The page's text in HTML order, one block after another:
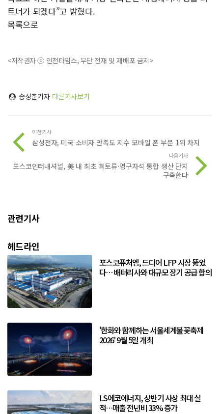
트너가 되겠다”고 밝혔다.
목록으로
<저작권자 ⓒ 인천타임스, 무단 전재 및 재배포 금지>
송성춘기자 다른기사보기
이전기사
삼성전자, 미국 소비자 만족도 지수 모바일 폰 부문 1위 차지
다음기사
포스코인터내셔널, 美 내 최초 희토류·영구자석 통합 생산 단지
구축한다
관련기사
헤드라인
포스코퓨처엠, 드디어 LFP 시장 뚫었
다… 배터리사와 대규모 장기 공급 합의
'한화와 함께하는 서울세계불꽃축제
2026' 9월 5일 개최
LS에코에너지, 상반기 사상 최대 실
적…매출 전년비 33% 증가